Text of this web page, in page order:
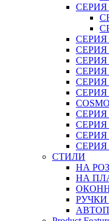
СЕРИЯ
СЕРИЯ
CЕРИЯ
СЕРИЯ
СЕРИЯ
СЕРИЯ
СЕРИЯ
СЕРИЯ
СЕРИЯ
СЕРИЯ
СЕРИЯ
СТИЛИ
НА
НА
РУЧКИ